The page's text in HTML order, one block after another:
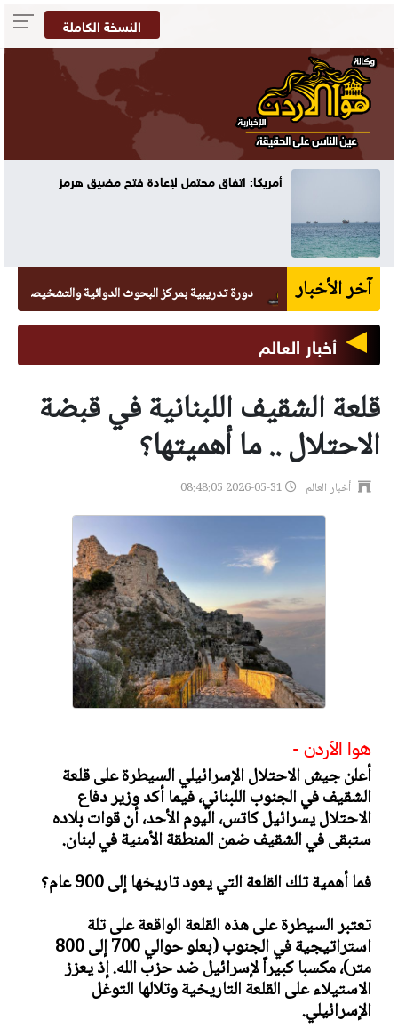
النسخة الكاملة
70 ألفا يؤدون صلاة الجمعة في المسجد الأقصى
آخر الأخبار دورة تدريبية بمركز البحوث الدوائية والتشخيصية في عمان
أخبار العالم
قلعة الشقيف اللبنانية في قبضة
الاحتلال .. ما أهميتها؟
أخبار العالم
هوا الأردن -
أعلن جيش الاحتلال الإسرائيلي السيطرة على قلعة
الشقيف في الجنوب اللبناني، فيما أكد وزير دفاع
الاحتلال يسرائيل كاتس، اليوم الأحد، أن قوات بلاده
ستبقى في الشقيف ضمن المنطقة الأمنية في لبنان.
فما أهمية تلك القلعة التي يعود تاريخها إلى 900 عام؟
تعتبر السيطرة على هذه القلعة الواقعة على تلة
استراتيجية في الجنوب (بعلو حوالي 700 إلى 800
متر)، مكسبا كبيراً لإسرائيل ضد حزب الله. إذ يعزز
الاستيلاء على القلعة التاريخية وتلالها التوغل
الإسرائيلي.